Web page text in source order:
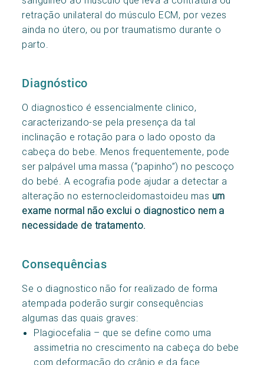
retração unilateral do músculo ECM, por vezes
ainda no útero, ou por traumatismo durante o
parto.
Diagnóstico
O diagnostico é essencialmente clinico,
caracterizando-se pela presença da tal
inclinação e rotação para o lado oposto da
cabeça do bebe. Menos frequentemente, pode
ser palpável uma massa (“papinho”) no pescoço
do bebé. A ecografia pode ajudar a detectar a
alteração no esternocleidomastoideu mas um
exame normal não exclui o diagnostico nem a
necessidade de tratamento.
Consequências
Se o diagnostico não for realizado de forma
atempada poderão surgir consequências
algumas das quais graves:
Plagiocefalia – que se define como uma
assimetria no crescimento na cabeça do bebe
com deformação do crânio e da face